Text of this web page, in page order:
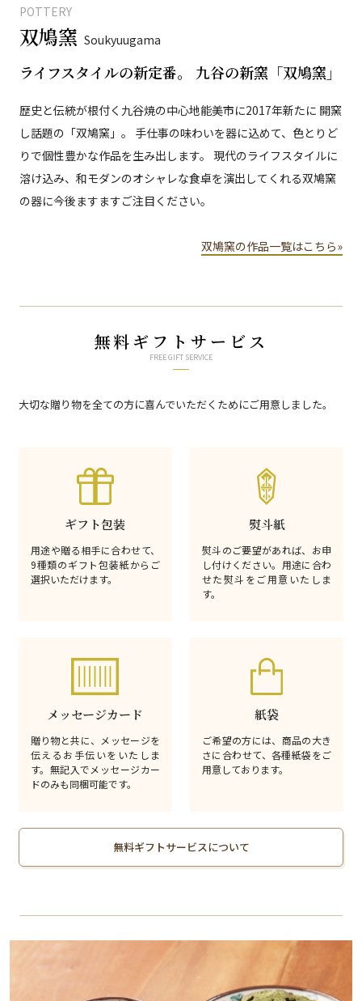
POTTERY
双鳩窯 Soukyuugama
ライフスタイルの新定番。 九谷の新窯「双鳩窯」
歴史と伝統が根付く九谷焼の中心地能美市に2017年新たに 開窯
し話題の「双鳩窯」。 手仕事の味わいを器に込めて、色とりど
りで個性豊かな作品を生み出します。 現代のライフスタイルに
溶け込み、和モダンのオシャレな食卓を演出してくれる双鳩窯
の器に今後ますますご注目ください。
双鳩窯の作品一覧はこちら»
無料ギフトサービス
FREE GIFT SERVICE
大切な贈り物を全ての方に喜んでいただくためにご用意しました。
ギフト包装
用途や贈る相手に合わせて、
9種類のギフト包装紙からご
選択いただけます。
熨斗紙
熨斗のご要望があれば、お申
し付けください。用途に合わ
せた熨斗をご用意いたしま
す。
メッセージカード
贈り物と共に、メッセージを
伝えるお手伝いをいたしま
す。無記入でメッセージカー
ドのみも同梱可能です。
紙袋
ご希望の方には、商品の大き
さに合わせて、各種紙袋をご
用意しております。
無料ギフトサービスについて